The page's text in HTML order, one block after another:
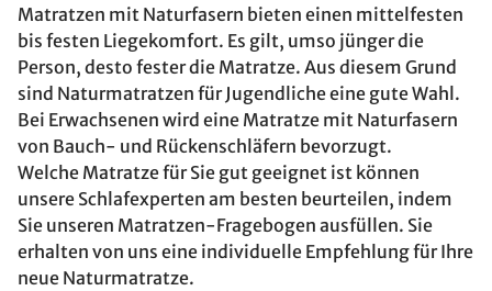
Matratzen mit Naturfasern bieten einen mittelfesten
bis festen Liegekomfort. Es gilt, umso jünger die
Person, desto fester die Matratze. Aus diesem Grund
sind Naturmatratzen für Jugendliche eine gute Wahl.
Bei Erwachsenen wird eine Matratze mit Naturfasern
von Bauch- und Rückenschläfern bevorzugt.
Welche Matratze für Sie gut geeignet ist können
unsere Schlafexperten am besten beurteilen, indem
Sie unseren Matratzen-Fragebogen ausfüllen. Sie
erhalten von uns eine individuelle Empfehlung für Ihre
neue Naturmatratze.